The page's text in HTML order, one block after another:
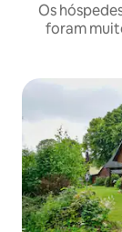
Os
foram